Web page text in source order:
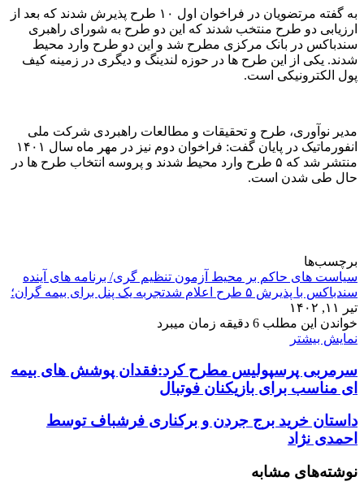
به گفته مرتضویان در فراخوان اول ۱۰ طرح پذیرش شدند که بعد از
ارزیابی دو طرح منتخب شدند که این دو طرح به شورای راهبری
سندباکس در بانک مرکزی مطرح شد و این دو طرح وارد محیط
شدند. یکی از این طرح ها در حوزه لندینگ و دیگری در زمینه کیف
پول الکترونیکی است.
مدیر نوآوری، طرح و تحقیقات و مطالعات راهبردی شرکت ملی
انفورماتیک در پایان گفت: فراخوان دوم نیز در مهر ماه سال ۱۴۰۱
منتشر شد که ۵ طرح وارد محیط شدند و پروسه انتخاب طرح ها در
حال طی شدن است.
برچسب‌ها
سیاست های حاکم بر محیط آزمون تنظیم گری/ برنامه های آینده
سندباکس با پذیرش ۵ طرح اعلام شدتجربه یک پنل برای بیمه گران؛
تیر ۱۱, ۱۴۰۲
خواندن این مطلب 6 دقیقه زمان میبرد
نمایش بیشتر
سرمربی پرسپولیس مطرح کرد:فقدان پوشش های بیمه
ای مناسب برای بازیکنان فوتبال
داستان خرید برج جردن و برکناری فرشباف توسط
احمدی نژاد
نوشته‌های مشابه